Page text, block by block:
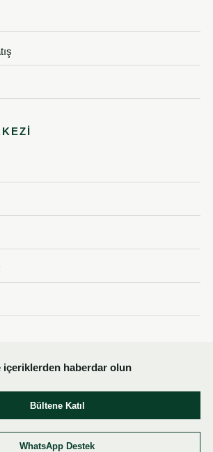
içeriklerden haberdar olun
Bültene Katıl
WhatsApp Destek